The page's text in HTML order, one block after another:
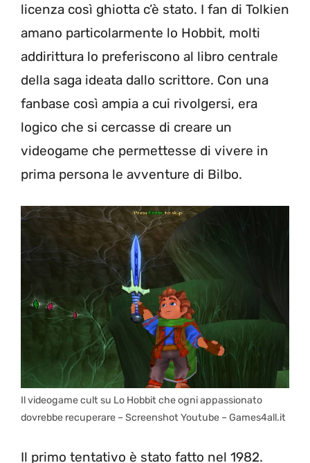
licenza così ghiotta c’è stato. I fan di Tolkien
amano particolarmente lo Hobbit, molti
addirittura lo preferiscono al libro centrale
della saga ideata dallo scrittore. Con una
fanbase così ampia a cui rivolgersi, era
logico che si cercasse di creare un
videogame che permettesse di vivere in
prima persona le avventure di Bilbo.
Il videogame cult su Lo Hobbit che ogni appassionato
dovrebbe recuperare – Screenshot Youtube – Games4all.it
Il primo tentativo è stato fatto nel 1982.